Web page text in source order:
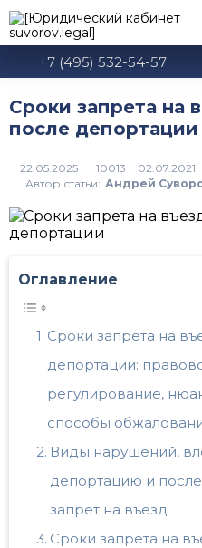
+7 (495) 532-54-57
Сроки запрета на
после депортации
10013
Автор статьи: Андрей
Оглавление
Сроки запрета на
депортации:
регулирование,
способы
Виды нарушений,
депортацию и
запрет на въезд
Сроки запрета на